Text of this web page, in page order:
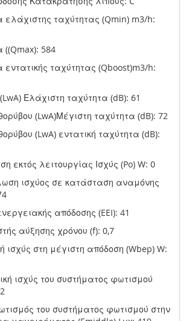
ελάχιστης ταχύτητας (Qmin) m3/h:
584
ταχύτητας (Qboost)m3/h:
Ελάχιστη ταχύτητα (dB): 61
(LwA)Μέγιστη ταχύτητα (dB): 72
(LwA) εντατική ταχύτητα (dB):
εκτός λειτουργίας Ισχύς (Po) W: 0
ισχύος σε κατάσταση αναμόνης
απόδοσης (EEI): 41
αύξησης χρόνου (f): 0,7
ισχύς στη μέγιστη απόδοση (Wbep) W:
ισχύς του συστήματος φωτισμού
του συστήματος φωτισμού στην